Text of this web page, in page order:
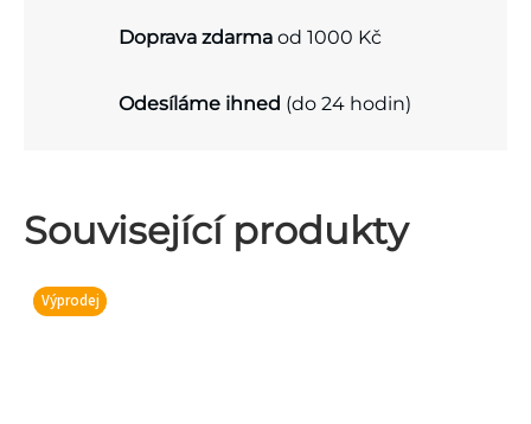
Doprava zdarma od 1000 Kč
Odesíláme ihned (do 24 hodin)
Související produkty
Výprodej